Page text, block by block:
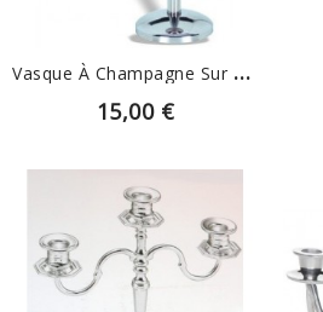
V
Asque À Champagne Sur Pied
15,00 €